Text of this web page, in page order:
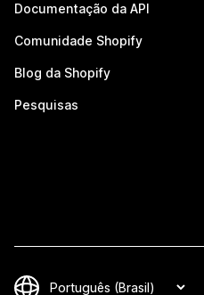
Documentação da API
Comunidade Shopify
Blog da Shopify
Pesquisas